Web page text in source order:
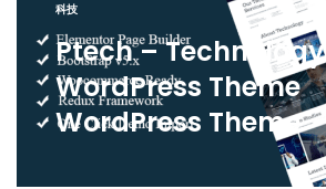
科技
Ptech – Technology
WordPress Theme
WordPress Theme